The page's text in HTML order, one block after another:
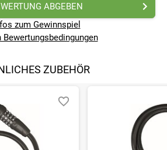
ABGEBEN
zum Gewinnspiel
Bewertungsbedingungen
ZUBEHÖR